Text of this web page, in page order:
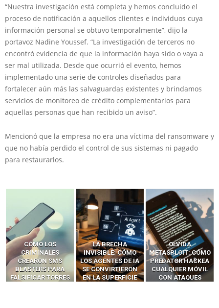
“Nuestra investigación está completa y hemos concluido el
proceso de notificación a aquellos clientes e individuos cuya
información personal se obtuvo temporalmente”, dijo la
portavoz Nadine Youssef. “La investigación de terceros no
encontró evidencia de que la información haya sido o vaya a
ser mal utilizada. Desde que ocurrió el evento, hemos
implementado una serie de controles diseñados para
fortalecer aún más las salvaguardas existentes y brindamos
servicios de monitoreo de crédito complementarios para
aquellas personas que han recibido un aviso”.
Mencionó que la empresa no era una víctima del ransomware y
que no había perdido el control de sus sistemas ni pagado
para restaurarlos.
LA BRECHA
INVISIBLE: CÓMO
LOS AGENTES DE IA
SE CONVIRTIERON
EN LA SUPERFICIE
OLVIDA
METASPLOIT: CÓMO
PREDATOR HACKEA
CUALQUIER MÓVIL
CON ATAQUES
CÓMO LOS HACKERS
INTERCEPTAN OTPS
Y LLAMADAS
MÓVILES SIN
‘HACKEAR’ — EL